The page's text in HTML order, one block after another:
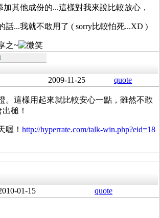
其他成份的...這樣對我來說比較放心，
話...我就不敢用了 ( sorry比較怕死...XD )
之~
2009-11-25 quote
。這樣用起來就比較安心一點，雖然不敢
槌！
喔！ http://hyperrate.com/talk-win.php?eid=18
01-15 quote